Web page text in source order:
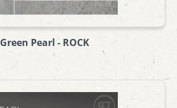
Green Pearl - ROCK